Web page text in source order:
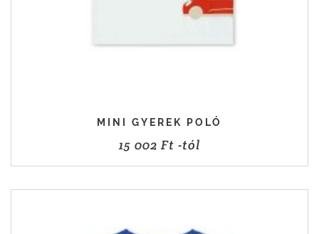
MINI GYEREK POLÓ
15 002 Ft -tól